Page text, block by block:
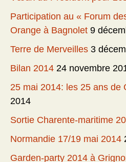
Participation au « Forum
Orange à Bagnolet 9
Terre de Merveilles 3
Bilan 2014 24 novembre
25 mai 2014: les 25 ans de
2014
Sortie Charente-maritime
Normandie 17/19 mai 2014
Garden-party 2014 à